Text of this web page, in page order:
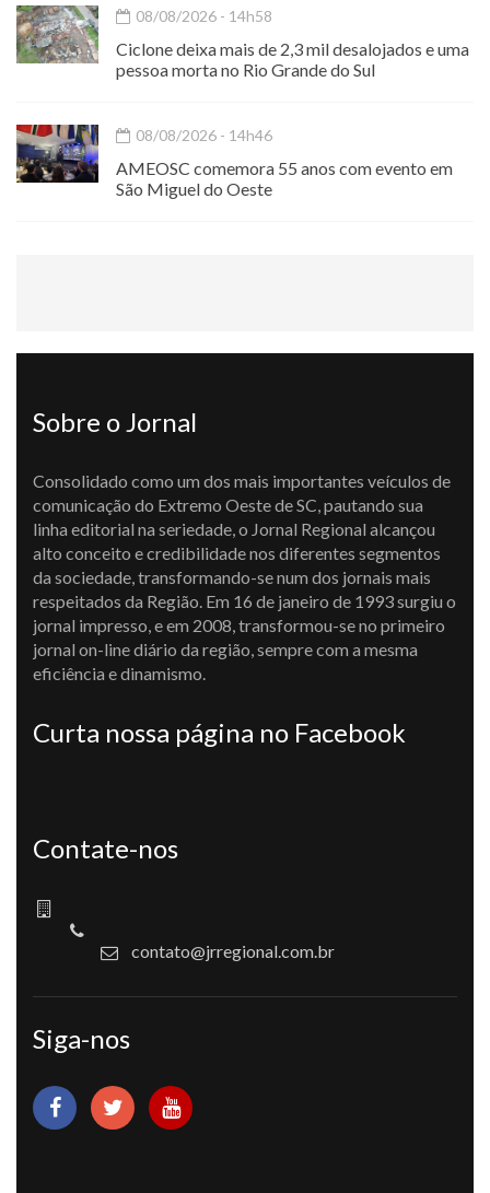
08/08/2026 - 14h58
Ciclone deixa mais de 2,3 mil desalojados e uma
pessoa morta no Rio Grande do Sul
08/08/2026 - 14h46
AMEOSC comemora 55 anos com evento em
São Miguel do Oeste
Sobre o Jornal
Consolidado como um dos mais importantes veículos de
comunicação do Extremo Oeste de SC, pautando sua
linha editorial na seriedade, o Jornal Regional alcançou
alto conceito e credibilidade nos diferentes segmentos
da sociedade, transformando-se num dos jornais mais
respeitados da Região. Em 16 de janeiro de 1993 surgiu o
jornal impresso, e em 2008, transformou-se no primeiro
jornal on-line diário da região, sempre com a mesma
eficiência e dinamismo.
Curta nossa página no Facebook
Contate-nos
contato@jrregional.com.br
Siga-nos